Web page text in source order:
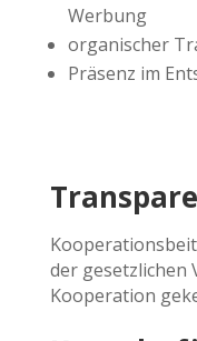
Werbung
organischer
Präsenz im
der gesetzlichen
Kooperation